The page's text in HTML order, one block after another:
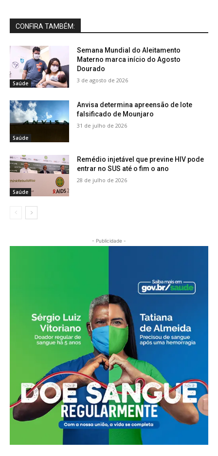
CONFIRA TAMBÉM:
Saúde
Semana Mundial do Aleitamento
Materno marca início do Agosto
Dourado
3 de agosto de 2026
Saúde
Anvisa determina apreensão de lote
falsificado de Mounjaro
31 de julho de 2026
Saúde
Remédio injetável que previne HIV pode
entrar no SUS até o fim o ano
28 de julho de 2026
- Publicidade -